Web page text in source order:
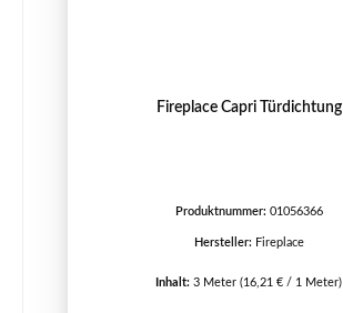
Fireplace Capri Türdichtung
Produktnummer: 01056366
Hersteller: Fireplace
Inhalt: 3 Meter (16,21 € / 1 Meter)